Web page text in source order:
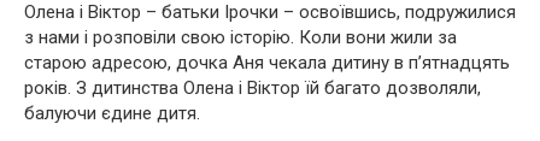
Олена і Віктор – батьки Ірочки – освоївшись, подружилися
з нами і розповіли свою історію. Коли вони жили за
старою адресою, дочка Аня чекала дитину в п’ятнадцять
років. З дитинства Олена і Віктор їй багато дозволяли,
балуючи єдине дитя.